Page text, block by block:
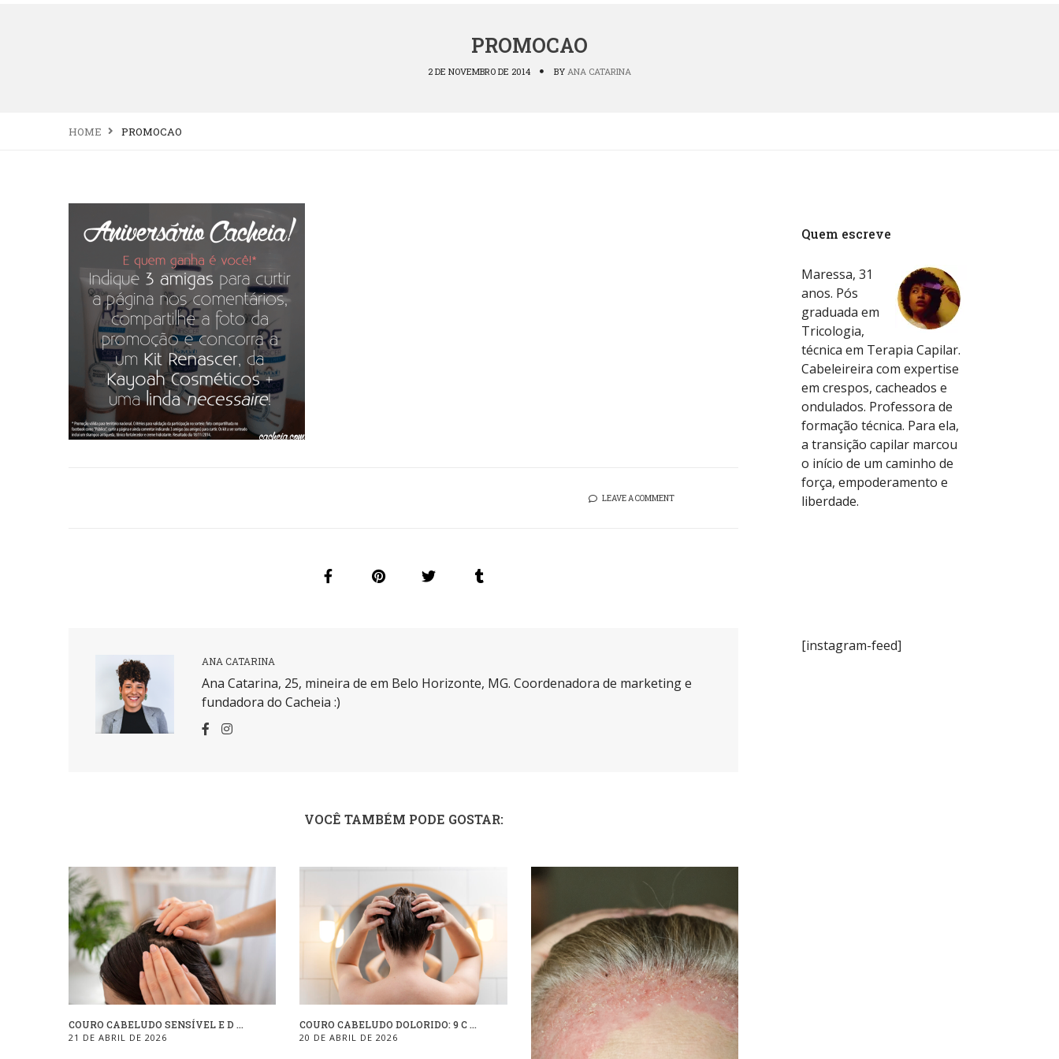
PROMOCAO
2 DE NOVEMBRO DE 2014 BY ANA CATARINA
HOME PROMOCAO
LEAVE A COMMENT
ANA CATARINA
Ana Catarina, 25, mineira de em Belo Horizonte, MG. Coordenadora de marketing e
fundadora do Cacheia :)
VOCÊ TAMBÉM PODE GOSTAR:
COURO CABELUDO SENSÍVEL E D ...
21 DE ABRIL DE 2026
COURO CABELUDO DOLORIDO: 9 C ...
20 DE ABRIL DE 2026
Quem escreve
Maressa, 31
anos. Pós
graduada em
Tricologia,
técnica em Terapia Capilar.
Cabeleireira com expertise
em crespos, cacheados e
ondulados. Professora de
formação técnica. Para ela,
a transição capilar marcou
o início de um caminho de
força, empoderamento e
liberdade.
[instagram-feed]